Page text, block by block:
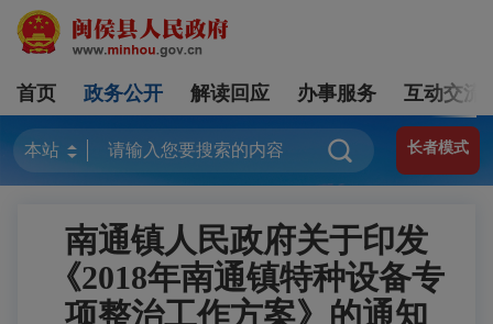
首页 政务公开 解读回应 办事服务 互动交流
长者模式
南通镇人民政府关于印发
《2018年南通镇特种设备专
项整治工作方案》的通知